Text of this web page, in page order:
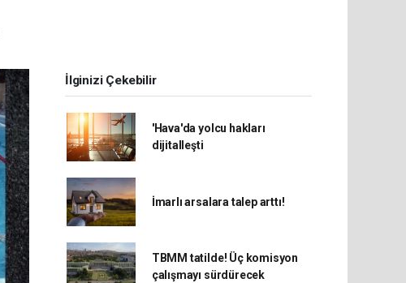
İlginizi Çekebilir
'Hava'da yolcu hakları
dijitalleşti
İmarlı arsalara talep arttı!
TBMM tatilde! Üç komisyon
çalışmayı sürdürecek